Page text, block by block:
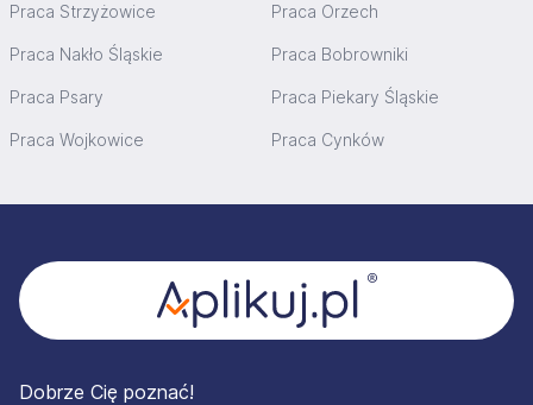
Praca Strzyżowice Praca Orzech
Praca Nakło Śląskie Praca Bobrowniki
Praca Psary Praca Piekary Śląskie
Praca Wojkowice Praca Cynków
Dobrze Cię poznać!